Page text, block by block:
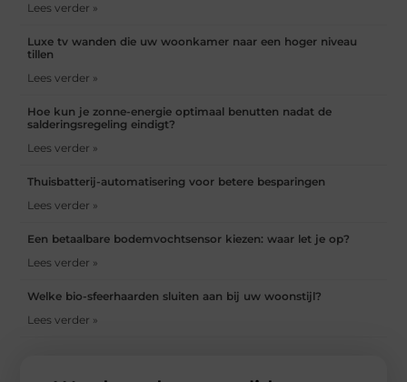
Lees verder »
Luxe tv wanden die uw woonkamer naar een hoger niveau
tillen
Lees verder »
Hoe kun je zonne-energie optimaal benutten nadat de
salderingsregeling eindigt?
Lees verder »
Thuisbatterij-automatisering voor betere besparingen
Lees verder »
Een betaalbare bodemvochtsensor kiezen: waar let je op?
Lees verder »
Welke bio-sfeerhaarden sluiten aan bij uw woonstijl?
Lees verder »